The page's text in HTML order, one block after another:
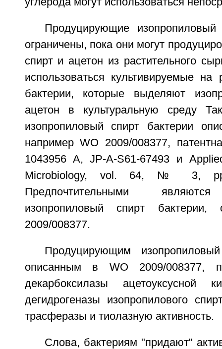
Продуцирующие
ограничены, пока они могут
спирт и ацетон из растительного
использоваться культивируемые на
бактерии, которые выделяют
ацетон в культуральную среду
изопропиловый спирт бактерии
например WO 2009/008377,
1043956 A, JP-A-S61-67493 и
Microbiology, vol. 64, № 3,
Предпочтительными
изопропиловый спирт
2009/008377.
Продуцирующим
описанным в WO 2009/008377,
декарбоксилазы ацетоуксусной
дегидрогеназы изопропилового
трасферазы и тиолазную активность.
Слова, бактериям "придают"